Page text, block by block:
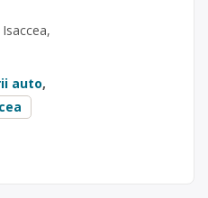
auto,